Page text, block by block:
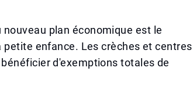
plan économique est le
enfance. Les crèches et centres
d'exemptions totales de